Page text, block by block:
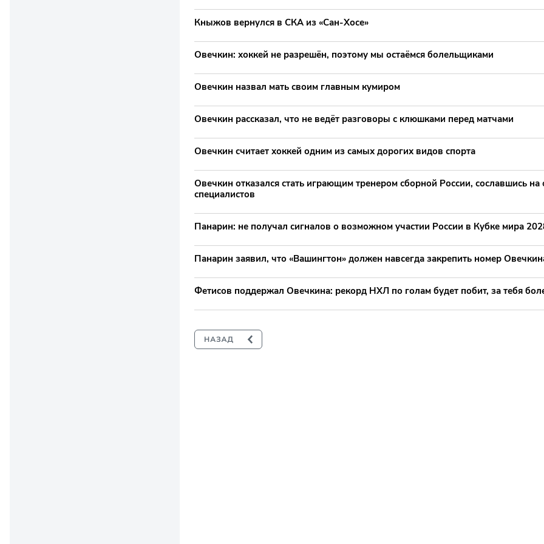
Кныжов вернулся в СКА из «Сан-Хосе»
Овечкин: хоккей не разрешён, поэтому мы остаёмся болельщиками
Овечкин назвал мать своим главным кумиром
Овечкин рассказал, что не ведёт разговоры с клюшками перед матчами
Овечкин считает хоккей одним из самых дорогих видов спорта
Овечкин отказался стать играющим тренером сборной России, сославшись на
специалистов
Панарин: не получал сигналов о возможном участии России в Кубке мира
Панарин заявил, что «Вашингтон» должен навсегда закрепить номер
Фетисов поддержал Овечкина: рекорд НХЛ по голам будет побит, за тебя